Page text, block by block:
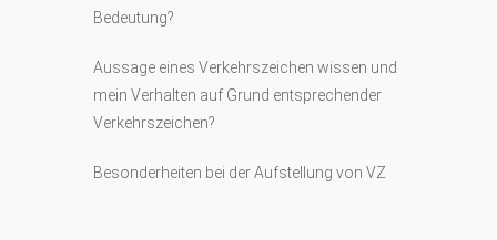
Bedeutung?
Aussage eines Verkehrszeichen wissen und
mein Verhalten auf Grund entsprechender
Verkehrszeichen?
Besonderheiten bei der Aufstellung von VZ